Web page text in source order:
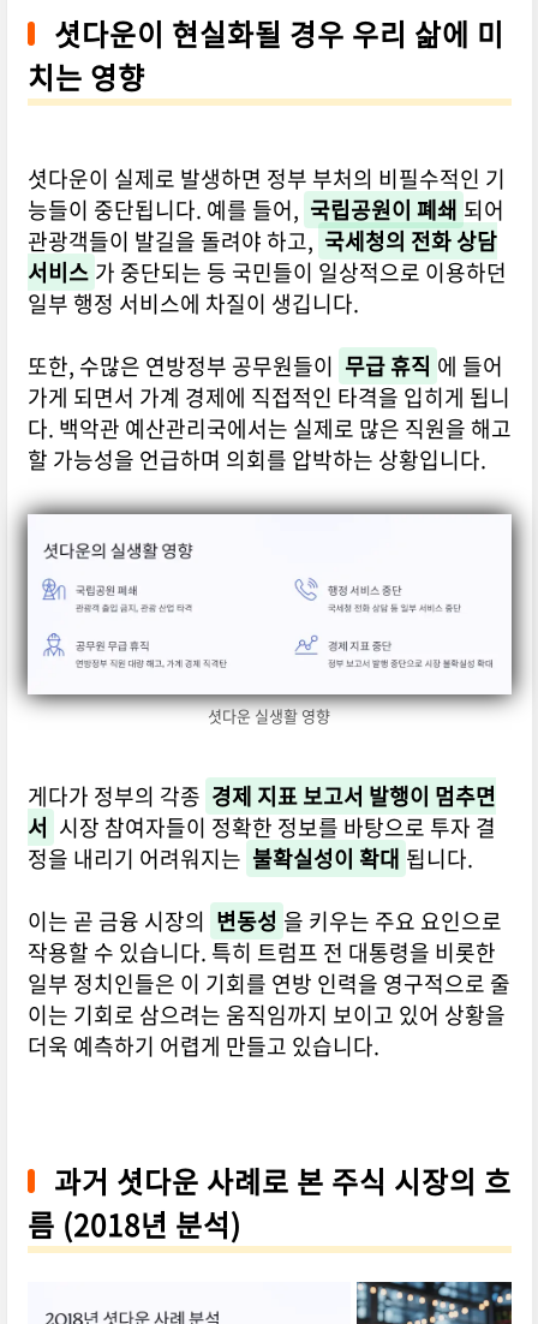
셧다운이 현실화될 경우 우리 삶에 미
치는 영향
셧다운이 실제로 발생하면 정부 부처의 비필수적인 기
능들이 중단됩니다. 예를 들어, 국립공원이 폐쇄 되어
관광객들이 발길을 돌려야 하고, 국세청의 전화 상담
서비스 가 중단되는 등 국민들이 일상적으로 이용하던
일부 행정 서비스에 차질이 생깁니다.
또한, 수많은 연방정부 공무원들이 무급 휴직 에 들어
가게 되면서 가계 경제에 직접적인 타격을 입히게 됩니
다. 백악관 예산관리국에서는 실제로 많은 직원을 해고
할 가능성을 언급하며 의회를 압박하는 상황입니다.
셧다운 실생활 영향
게다가 정부의 각종 경제 지표 보고서 발행이 멈추면
서 시장 참여자들이 정확한 정보를 바탕으로 투자 결
정을 내리기 어려워지는 불확실성이 확대 됩니다.
이는 곧 금융 시장의 변동성 을 키우는 주요 요인으로
작용할 수 있습니다. 특히 트럼프 전 대통령을 비롯한
일부 정치인들은 이 기회를 연방 인력을 영구적으로 줄
이는 기회로 삼으려는 움직임까지 보이고 있어 상황을
더욱 예측하기 어렵게 만들고 있습니다.
과거 셧다운 사례로 본 주식 시장의 흐
름 (2018년 분석)